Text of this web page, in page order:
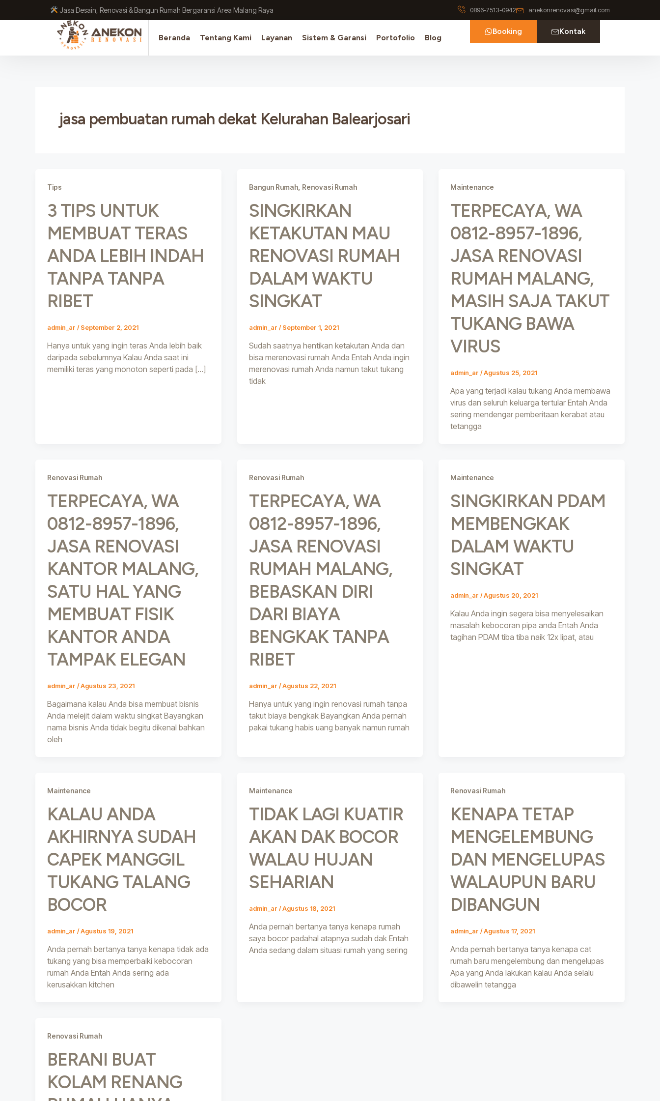
Jasa Desain, Renovasi & Bangun Rumah Bergaransi Area Malang Raya 0896-7513-0942 anekonrenovasi@gmail.com
Beranda Tentang Kami Layanan Sistem & Garansi Portofolio Blog
Booking Kontak
jasa pembuatan rumah dekat Kelurahan Balearjosari
Tips
3 TIPS UNTUK
MEMBUAT TERAS
ANDA LEBIH INDAH
TANPA TANPA
RIBET
admin_ar /September 2, 2021
Hanya untuk yang ingin teras Anda lebih baik
daripada sebelumnya Kalau Anda saat ini
memiliki teras yang monoton seperti pada […]
Bangun Rumah, Renovasi Rumah
SINGKIRKAN
KETAKUTAN MAU
RENOVASI RUMAH
DALAM WAKTU
SINGKAT
admin_ar /September 1, 2021
Sudah saatnya hentikan ketakutan Anda dan
bisa merenovasi rumah Anda Entah Anda ingin
merenovasi rumah Anda namun takut tukang
tidak
Maintenance
TERPECAYA, WA
0812-8957-1896,
JASA RENOVASI
RUMAH MALANG,
MASIH SAJA TAKUT
TUKANG BAWA
VIRUS
admin_ar/Agustus 25, 2021
Apa yang terjadi kalau tukang Anda membawa
virus dan seluruh keluarga tertular Entah Anda
sering mendengar pemberitaan kerabat atau
tetangga
Renovasi Rumah
TERPECAYA, WA
0812-8957-1896,
JASA RENOVASI
KANTOR MALANG,
SATU HAL YANG
MEMBUAT FISIK
KANTOR ANDA
TAMPAK ELEGAN
admin_ar /Agustus 23, 2021
Bagaimana kalau Anda bisa membuat bisnis
Anda melejit dalam waktu singkat Bayangkan
nama bisnis Anda tidak begitu dikenal bahkan
oleh
Renovasi Rumah
TERPECAYA, WA
0812-8957-1896,
JASA RENOVASI
RUMAH MALANG,
BEBASKAN DIRI
DARI BIAYA
BENGKAK TANPA
RIBET
admin_ar /Agustus 22, 2021
Hanya untuk yang ingin renovasi rumah tanpa
takut biaya bengkak Bayangkan Anda pernah
pakai tukang habis uang banyak namun rumah
Maintenance
SINGKIRKAN PDAM
MEMBENGKAK
DALAM WAKTU
SINGKAT
admin_ar/Agustus 20, 2021
Kalau Anda ingin segera bisa menyelesaikan
masalah kebocoran pipa anda Entah Anda
tagihan PDAM tiba tiba naik 12x lipat, atau
Maintenance
KALAU ANDA
AKHIRNYA SUDAH
CAPEK MANGGIL
TUKANG TALANG
BOCOR
admin_ar /Agustus 19, 2021
Anda pernah bertanya tanya kenapa tidak ada
tukang yang bisa memperbaiki kebocoran
rumah Anda Entah Anda sering ada
kerusakkan kitchen
Maintenance
TIDAK LAGI KUATIR
AKAN DAK BOCOR
WALAU HUJAN
SEHARIAN
admin_ar /Agustus 18, 2021
Anda pernah bertanya tanya kenapa rumah
saya bocor padahal atapnya sudah dak Entah
Anda sedang dalam situasi rumah yang sering
Renovasi Rumah
KENAPA TETAP
MENGELEMBUNG
DAN MENGELUPAS
WALAUPUN BARU
DIBANGUN
admin_ar/Agustus 17, 2021
Anda pernah bertanya tanya kenapa cat
rumah baru mengelembung dan mengelupas
Apa yang Anda lakukan kalau Anda selalu
dibawelin tetangga
Renovasi Rumah
BERANI BUAT
KOLAM RENANG